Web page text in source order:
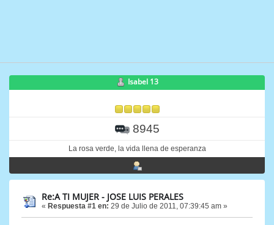
Isabel 13
8945
La rosa verde, la vida llena de esperanza
Re:A TI MUJER - JOSE LUIS PERALES
« Respuesta #1 en: 29 de Julio de 2011, 07:39:45 am »